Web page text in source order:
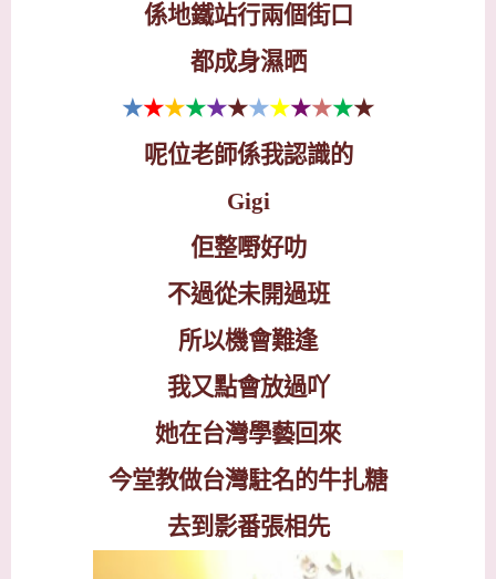
係地鐵站行兩個街口
都成身濕晒
★★★★★★★★★★★★
呢位老師係我認識的
Gigi
佢整嘢好叻
不過從未開過班
所以機會難逢
我又點會放過吖
她在台灣學藝回來
今堂教做台灣駐名的牛扎糖
去到影番張相先